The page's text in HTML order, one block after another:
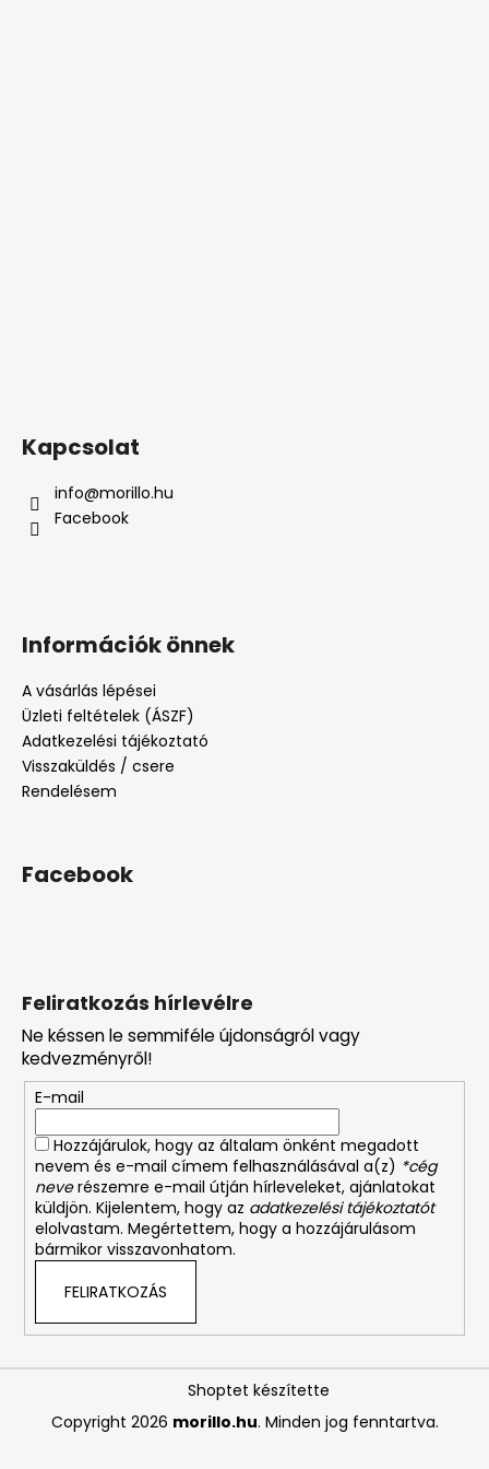
Feliratkozás hírlevélre
Ne késsen le semmiféle újdonságról vagy
kedvezményről!
E-mail
Hozzájárulok, hogy az általam önként megadott
nevem és e-mail címem felhasználásával a(z) *cég
neverészemre e-mail útján hírleveleket, ajánlatokat
küldjön. Kijelentem, hogy az adatkezelési tájékoztatót
elolvastam. Megértettem, hogy a hozzájárulásom
bármikor visszavonhatom.
FELIRATKOZÁS
Kapcsolat
info@morillo.hu
Facebook
Információk önnek
A vásárlás lépései
Üzleti feltételek (ÁSZF)
Adatkezelési tájékoztató
Visszaküldés / csere
Rendelésem
Facebook
Shoptet készítette
Copyright 2026 morillo.hu. Minden jog fenntartva.